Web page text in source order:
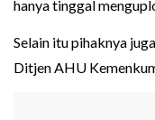
hanya tinggal
Selain itu pihaknya
Ditjen AHU